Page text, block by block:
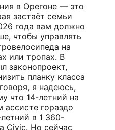
в Орегоне — это
застаёт семьи
года вам должно
чтобы управлять
на
или тропах. В
законопроект,
планку класса
я надеюсь,
что 14-летний на
гораздо
в 1 360-
Civic. Но сейчас